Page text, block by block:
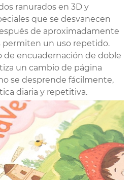
ranurados en 3D y
que se desvanecen
de aproximadamente
permiten un uso repetido.
de encuadernación de doble
un cambio de página
se desprende fácilmente,
diaria y repetitiva.